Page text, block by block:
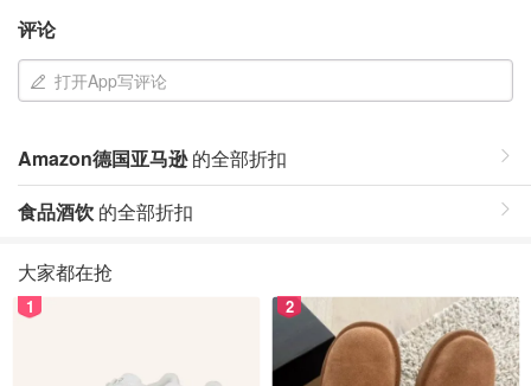
评论
打开App写评论
Amazon德国亚马逊的全部折扣
食品酒饮 的全部折扣
大家都在抢
1 2